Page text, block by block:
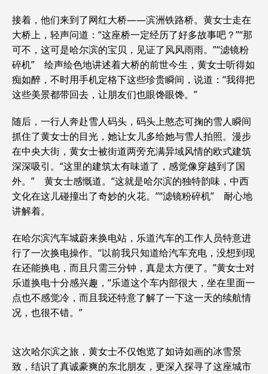
接着，他们来到了网红大桥——滨洲铁路桥。黄女士走在
大桥上，轻声问道：“这座桥一定经历了好多故事吧？”“那
可不，这可是哈尔滨的宝贝，见证了风风雨雨。”“滤镜粉
碎机” 绘声绘色地讲述着大桥的前世今生，黄女士听得如
痴如醉，不时用手机定格下这些珍贵瞬间，说道：“我得把
这些美景都带回去，让朋友们也眼馋眼馋。”
随后，一行人奔赴雪人码头，码头上憨态可掬的雪人瞬间
抓住了黄女士的目光，她让女儿多给她与雪人拍照。漫步
在中央大街，黄女士被街道两旁充满异域风情的欧式建筑
深深吸引。“这里的建筑太有味道了，感觉像穿越到了国
外。” 黄女士感慨道。“这就是哈尔滨的独特韵味，中西
文化在这儿碰撞出了奇妙的火花。”“滤镜粉碎机” 耐心地
讲解着。
在哈尔滨汽车城蔚来换电站，乐道汽车的工作人员特意进
行了一次换电操作。“以前我只知道给汽车充电，没想到现
在还能换电，而且只需三分钟，真是太方便了。”黄女士对
乐道换电十分感兴趣，“乐道这个车内部很大，坐在里面一
点也不感觉冷，而且我还特意了解了一下这一天的续航情
况，也很不错。”
这次哈尔滨之旅，黄女士不仅饱览了如诗如画的冰雪景
致，结识了真诚豪爽的东北朋友，更深入探寻了这座城市